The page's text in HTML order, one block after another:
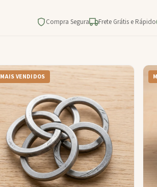
Compra Segura Frete Grátis e Rápido
MAIS VENDIDOS